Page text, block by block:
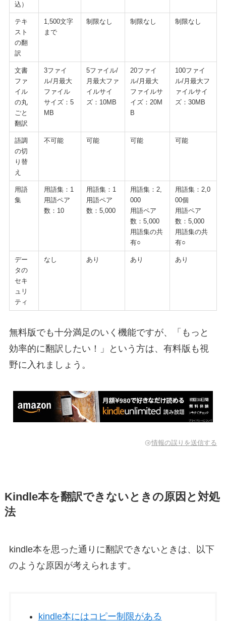
込）
テキ
スト
の翻
訳
1,500文字
まで
制限なし 制限なし 制限なし
文書
ファ
イル
の丸
ごと
翻訳
3ファイ
ル/月最大
ファイル
サイズ：5
MB
5ファイル/
月最大ファ
イルサイ
ズ：10MB
20ファイ
ル/月最大
ファイルサ
イズ：20M
B
100ファイ
ル/月最大フ
ァイルサイ
ズ：30MB
語調
の切
り替
え
不可能 可能 可能 可能
用語
集
用語集：1
用語ペア
数：10
用語集：1
用語ペア
数：5,000
用語集：2,
000
用語ペア
数：5,000
用語集の共
有○
用語集：2,0
00個
用語ペア
数：5,000
用語集の共
有○
デー
タの
セキ
ュリ
ティ
なし あり あり あり
無料版でも十分満足のいく機能ですが、「もっと
効率的に翻訳したい！」という方は、有料版も視
野に入れましょう。
情報の誤りを送信する
Kindle本を翻訳できないときの原因と対処
法
kindle本を思った通りに翻訳できないときは、以下
のような原因が考えられます。
kindle本にはコピー制限がある